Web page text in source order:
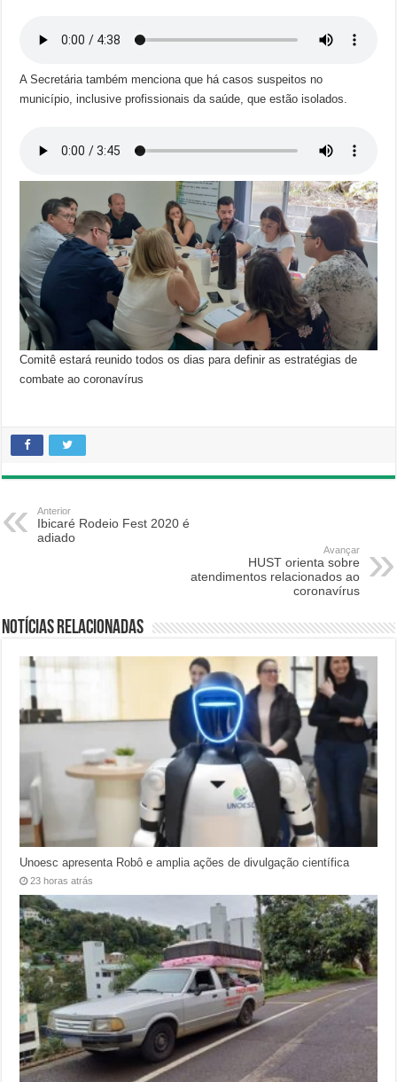
A Secretária também menciona que há casos suspeitos no
município, inclusive profissionais da saúde, que estão isolados.
Comitê estará reunido todos os dias para definir as estratégias de
combate ao coronavírus
Anterior
Ibicaré Rodeio Fest 2020 é
adiado
Avançar
HUST orienta sobre
atendimentos relacionados ao
coronavírus
Notícias relacionadas
Unoesc apresenta Robô e amplia ações de divulgação científica
23 horas atrás